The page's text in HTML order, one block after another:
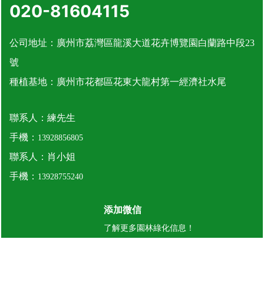
020-81604115
公司地址：廣州市荔灣區龍溪大道花卉博覽園白蘭路中段23
號
種植基地：廣州市花都區花東大龍村第一經濟社水尾
聯系人：練先生
手機： 13928856805
聯系人：肖小姐
手機： 13928755240
添加微信
了解更多園林綠化信息！